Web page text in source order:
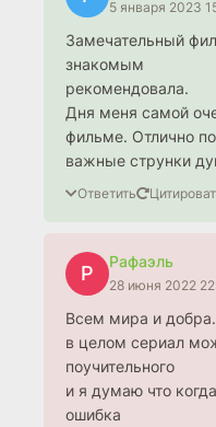
5 января 2023
Замечательный
знакомым
рекомендовала.
Дня меня самой
фильме. Отлично
важные струнки
Ответить
Р
Рафаэль
28 июня 2022
Всем мира и добра.
в целом сериал
поучительного
и я думаю что
ошибка